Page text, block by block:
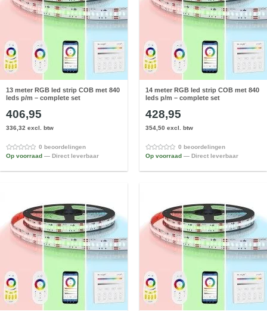
13 meter RGB led strip COB met 840
leds p/m – complete set
406,95
336,32 excl. btw
0 beoordelingen
Op voorraad — Direct leverbaar
14 meter RGB led strip COB met 840
leds p/m – complete set
428,95
354,50 excl. btw
0 beoordelingen
Op voorraad — Direct leverbaar